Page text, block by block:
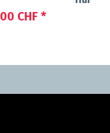
CHF *